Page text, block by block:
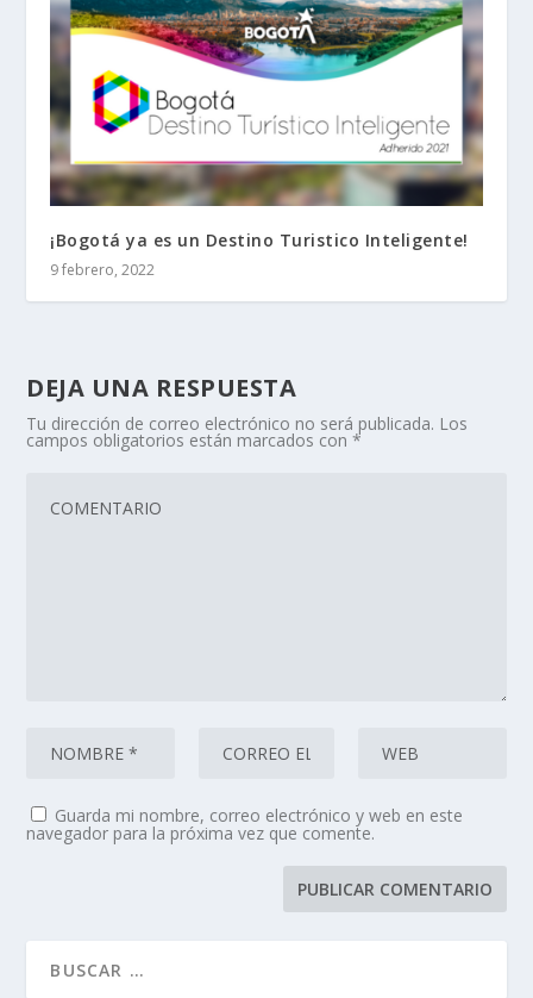
¡Bogotá ya es un Destino Turistico Inteligente!
9 febrero, 2022
DEJA UNA RESPUESTA
Tu dirección de correo electrónico no será publicada. Los
campos obligatorios están marcados con*
Guarda mi nombre, correo electrónico y web en este
navegador para la próxima vez que comente.